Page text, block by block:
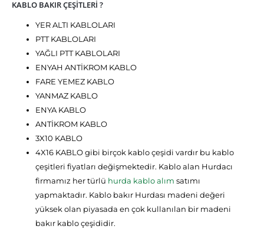
KABLO BAKIR ÇEŞİTLERİ ?
YER ALTI KABLOLARI
PTT KABLOLARI
YAĞLI PTT KABLOLARI
ENYAH ANTİKROM KABLO
FARE YEMEZ KABLO
YANMAZ KABLO
ENYA KABLO
ANTİKROM KABLO
3X10 KABLO
4X16 KABLO gibi birçok kablo çeşidi vardır bu kablo
çeşitleri fiyatları değişmektedir. Kablo alan Hurdacı
firmamız her türlü hurda kablo alım satımı
yapmaktadır. Kablo bakır Hurdası madeni değeri
yüksek olan piyasada en çok kullanılan bir madeni
bakır kablo çeşididir.